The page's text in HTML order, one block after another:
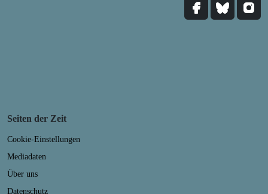
Seiten der Zeit
Cookie-Einstellungen
Mediadaten
Über uns
Datenschutz